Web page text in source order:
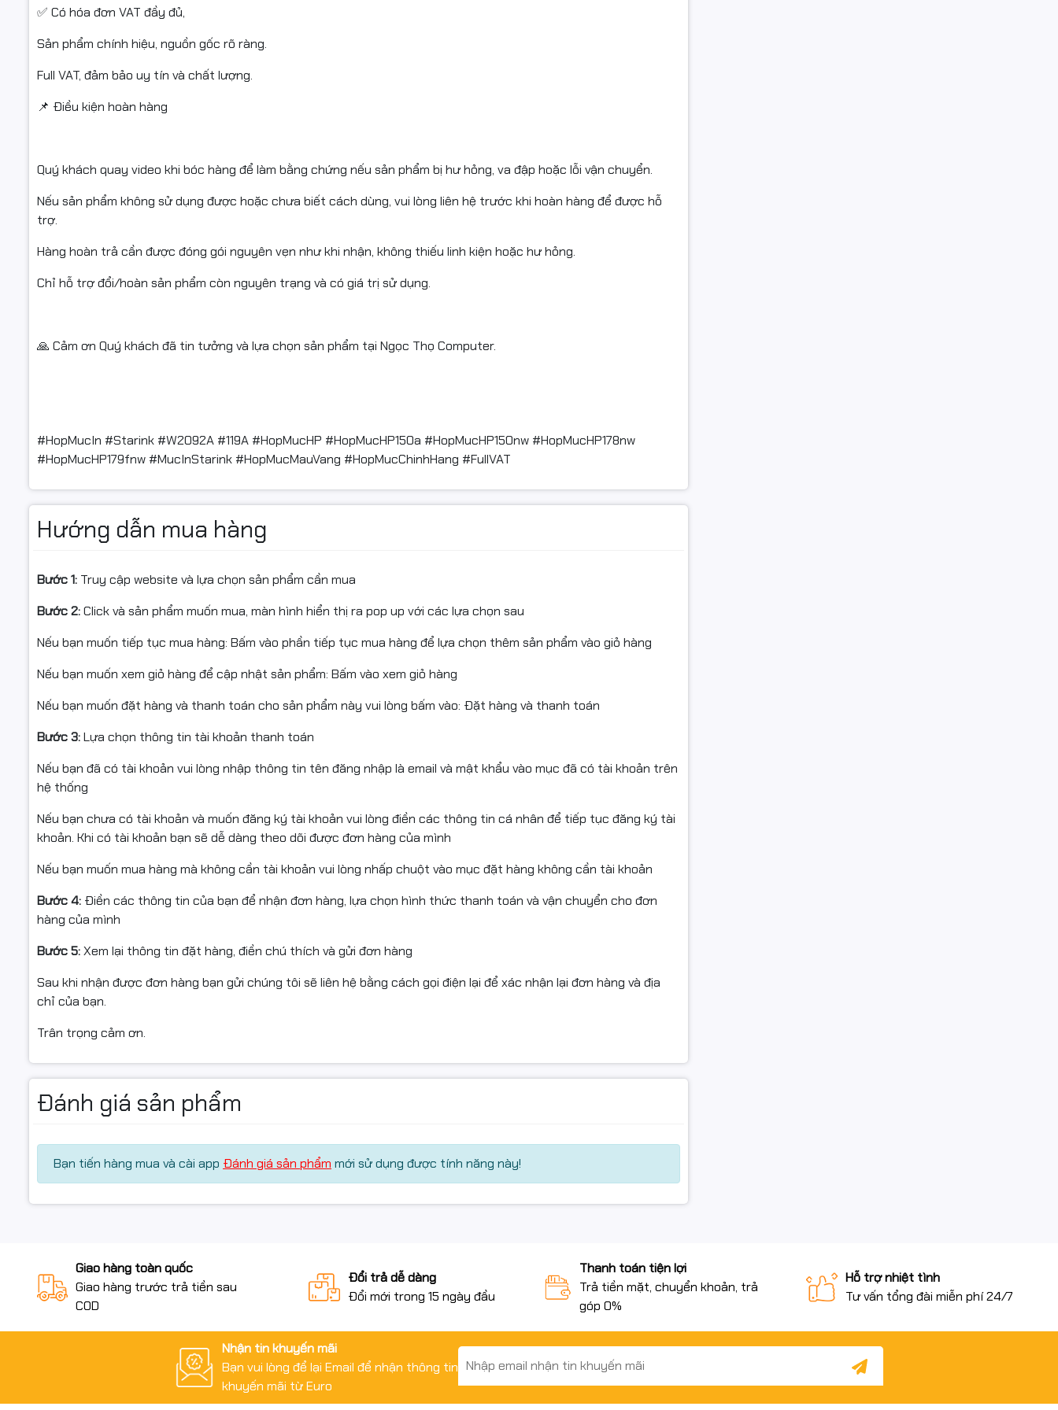
✅ Có hóa đơn VAT đầy đủ,
Sản phẩm chính hiệu, nguồn gốc rõ ràng.
Full VAT, đảm bảo uy tín và chất lượng.
📌 Điều kiện hoàn hàng
Quý khách quay video khi bóc hàng để làm bằng chứng nếu sản phẩm bị hư hỏng, va đập hoặc lỗi vận chuyển.
Nếu sản phẩm không sử dụng được hoặc chưa biết cách dùng, vui lòng liên hệ trước khi hoàn hàng để được hỗ
trợ.
Hàng hoàn trả cần được đóng gói nguyên vẹn như khi nhận, không thiếu linh kiện hoặc hư hỏng.
Chỉ hỗ trợ đổi/hoàn sản phẩm còn nguyên trạng và có giá trị sử dụng.
🙏 Cảm ơn Quý khách đã tin tưởng và lựa chọn sản phẩm tại Ngọc Thọ Computer.
#HopMucIn #Starink #W2092A #119A #HopMucHP #HopMucHP150a #HopMucHP150nw #HopMucHP178nw
#HopMucHP179fnw #MucInStarink #HopMucMauVang #HopMucChinhHang #FullVAT
Hướng dẫn mua hàng
Bước 1: Truy cập website và lựa chọn sản phẩm cần mua
Bước 2:Click và sản phẩm muốn mua, màn hình hiển thị ra pop up với các lựa chọn sau
Nếu bạn muốn tiếp tục mua hàng: Bấm vào phần tiếp tục mua hàng để lựa chọn thêm sản phẩm vào giỏ hàng
Nếu bạn muốn xem giỏ hàng để cập nhật sản phẩm: Bấm vào xem giỏ hàng
Nếu bạn muốn đặt hàng và thanh toán cho sản phẩm này vui lòng bấm vào: Đặt hàng và thanh toán
Bước 3:Lựa chọn thông tin tài khoản thanh toán
Nếu bạn đã có tài khoản vui lòng nhập thông tin tên đăng nhập là email và mật khẩu vào mục đã có tài khoản trên
hệ thống
Nếu bạn chưa có tài khoản và muốn đăng ký tài khoản vui lòng điền các thông tin cá nhân để tiếp tục đăng ký tài
khoản. Khi có tài khoản bạn sẽ dễ dàng theo dõi được đơn hàng của mình
Nếu bạn muốn mua hàng mà không cần tài khoản vui lòng nhấp chuột vào mục đặt hàng không cần tài khoản
Bước 4: Điền các thông tin của bạn để nhận đơn hàng, lựa chọn hình thức thanh toán và vận chuyển cho đơn
hàng của mình
Bước 5:Xem lại thông tin đặt hàng, điền chú thích và gửi đơn hàng
Sau khi nhận được đơn hàng bạn gửi chúng tôi sẽ liên hệ bằng cách gọi điện lại để xác nhận lại đơn hàng và địa
chỉ của bạn.
Trân trọng cảm ơn.
Đánh giá sản phẩm
Bạn tiến hàng mua và cài app Đánh giá sản phẩm mới sử dụng được tính năng này!
Giao hàng toàn quốc
Giao hàng trước trả tiền sau
COD
Đổi trả dễ dàng
Đổi mới trong 15 ngày đầu
Thanh toán tiện lợi
Trả tiền mặt, chuyển khoản, trả
góp 0%
Hỗ trợ nhiệt tình
Tư vấn tổng đài miễn phí 24/7
Nhận tin khuyến mãi
Bạn vui lòng để lại Email để nhận thông tin
khuyến mãi từ Euro